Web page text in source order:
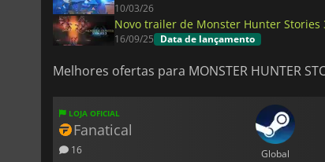
10/03/26
Novo trailer de Monster Hunter Stories
16/09/25 Data de lançamento
Melhores ofertas para MONSTER HUNTER
LOJA OFICIAL
Fanatical
16 Global